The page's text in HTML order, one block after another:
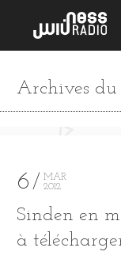
OSIRIS
NESS LIVE !
Archives du
6
MAR
2012
Sinden en
à